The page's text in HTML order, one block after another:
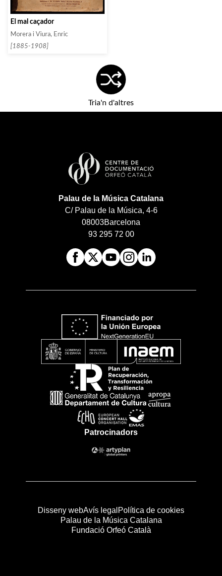
El mal caçador
Morera i Viura, Enric
[1885-1908]
Tria'n d'altres
Palau de la Música Catalana
C/ Palau de la Música, 4-6
08003Barcelona
93 295 72 00
Patrocinadors
Disseny webAvís legal Política de cookies
Palau de la Música Catalana
Fundació Orfeó Català